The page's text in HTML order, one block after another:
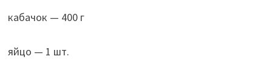
кабачок — 400 г
яйцо — 1 шт.